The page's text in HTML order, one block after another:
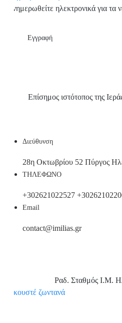
Ενημερωθείτε ηλεκτρονικά για τα
Εγγραφή
Επίσημος ιστότοπος της
Διεύθυνση
28η Οκτωβρίου 52 Πύργος
ΤΗΛΕΦΩΝΟ
+302621022527
Email
contact@imilias.gr
Ραδ. Σταθμός Ι.Μ.
Aκουστέ ζωντανά